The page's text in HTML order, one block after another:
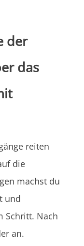
der
das
reiten
die
machst du
und
Schritt. Nach
an.